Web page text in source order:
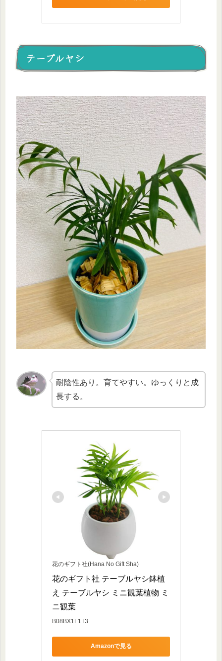
テーブルヤシ
耐陰性あり。育てやすい。ゆっくりと成
長する。
花のギフト社(Hana No Gift Sha)
花のギフト社 テーブルヤシ鉢植
え テーブルヤシ ミニ観葉植物 ミ
ニ観葉
B08BX1F1T3
Amazonで見る